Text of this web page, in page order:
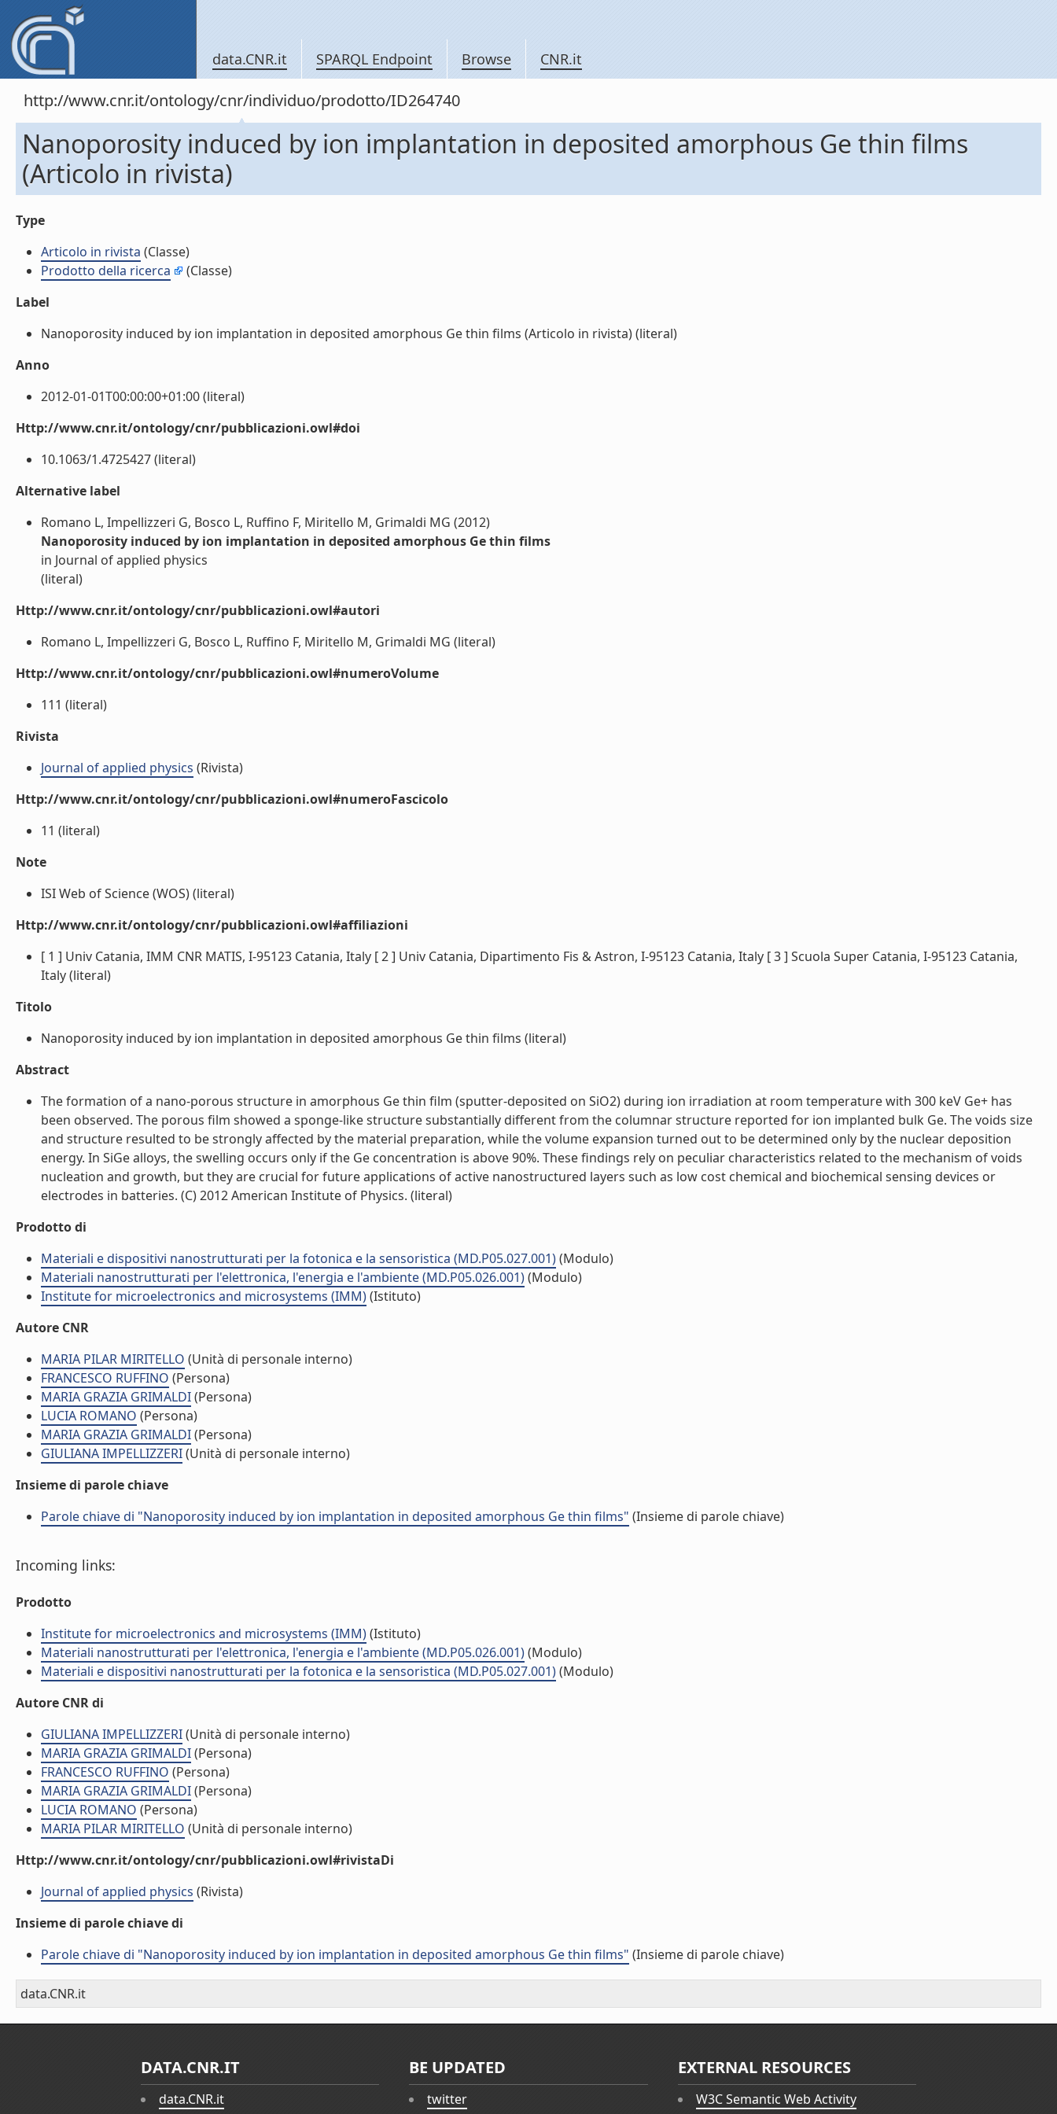
data.CNR.it SPARQL Endpoint Browse CNR.it
http://www.cnr.it/ontology/cnr/individuo/prodotto/ID264740
Nanoporosity induced by ion implantation in deposited amorphous Ge thin films
(Articolo in rivista)
Type
Articolo in rivista (Classe)
Prodotto della ricerca
(Classe)
Label
Nanoporosity induced by ion implantation in deposited amorphous Ge thin films (Articolo in rivista) (literal)
Anno
2012-01-01T00:00:00+01:00 (literal)
Http://www.cnr.it/ontology/cnr/pubblicazioni.owl#doi
10.1063/1.4725427 (literal)
Alternative label
Romano L, Impellizzeri G, Bosco L, Ruffino F, Miritello M, Grimaldi MG (2012)
Nanoporosity induced by ion implantation in deposited amorphous Ge thin films
in Journal of applied physics
(literal)
Http://www.cnr.it/ontology/cnr/pubblicazioni.owl#autori
Romano L, Impellizzeri G, Bosco L, Ruffino F, Miritello M, Grimaldi MG (literal)
Http://www.cnr.it/ontology/cnr/pubblicazioni.owl#numeroVolume
111 (literal)
Rivista
Journal of applied physics (Rivista)
Http://www.cnr.it/ontology/cnr/pubblicazioni.owl#numeroFascicolo
11 (literal)
Note
ISI Web of Science (WOS) (literal)
Http://www.cnr.it/ontology/cnr/pubblicazioni.owl#affiliazioni
[ 1 ] Univ Catania, IMM CNR MATIS, I-95123 Catania, Italy [ 2 ] Univ Catania, Dipartimento Fis & Astron, I-95123 Catania, Italy [ 3 ] Scuola Super Catania, I-95123 Catania,
Italy (literal)
Titolo
Nanoporosity induced by ion implantation in deposited amorphous Ge thin films (literal)
Abstract
The formation of a nano-porous structure in amorphous Ge thin film (sputter-deposited on SiO2) during ion irradiation at room temperature with 300 keV Ge+ has
been observed. The porous film showed a sponge-like structure substantially different from the columnar structure reported for ion implanted bulk Ge. The voids size
and structure resulted to be strongly affected by the material preparation, while the volume expansion turned out to be determined only by the nuclear deposition
energy. In SiGe alloys, the swelling occurs only if the Ge concentration is above 90%. These findings rely on peculiar characteristics related to the mechanism of voids
nucleation and growth, but they are crucial for future applications of active nanostructured layers such as low cost chemical and biochemical sensing devices or
electrodes in batteries. (C) 2012 American Institute of Physics. (literal)
Prodotto di
Materiali e dispositivi nanostrutturati per la fotonica e la sensoristica (MD.P05.027.001)(Modulo)
Materiali nanostrutturati per l'elettronica, l'energia e l'ambiente (MD.P05.026.001)(Modulo)
Institute for microelectronics and microsystems (IMM)(Istituto)
Autore CNR
MARIA PILAR MIRITELLO (Unità di personale interno)
FRANCESCO RUFFINO (Persona)
MARIA GRAZIA GRIMALDI(Persona)
LUCIA ROMANO (Persona)
MARIA GRAZIA GRIMALDI(Persona)
GIULIANA IMPELLIZZERI(Unità di personale interno)
Insieme di parole chiave
Parole chiave di "Nanoporosity induced by ion implantation in deposited amorphous Ge thin films" (Insieme di parole chiave)
Incoming links:
Prodotto
Institute for microelectronics and microsystems (IMM)(Istituto)
Materiali nanostrutturati per l'elettronica, l'energia e l'ambiente (MD.P05.026.001)(Modulo)
Materiali e dispositivi nanostrutturati per la fotonica e la sensoristica (MD.P05.027.001)(Modulo)
Autore CNR di
GIULIANA IMPELLIZZERI(Unità di personale interno)
MARIA GRAZIA GRIMALDI(Persona)
FRANCESCO RUFFINO (Persona)
MARIA GRAZIA GRIMALDI(Persona)
LUCIA ROMANO (Persona)
MARIA PILAR MIRITELLO (Unità di personale interno)
Http://www.cnr.it/ontology/cnr/pubblicazioni.owl#rivistaDi
Journal of applied physics (Rivista)
Insieme di parole chiave di
Parole chiave di "Nanoporosity induced by ion implantation in deposited amorphous Ge thin films" (Insieme di parole chiave)
data.CNR.it
DATA.CNR.IT
data.CNR.it
BE UPDATED
twitter
EXTERNAL RESOURCES
W3C Semantic Web Activity